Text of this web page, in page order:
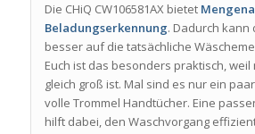
Die CHiQ CW106581AX bietet
Beladungserkennung. Dadurch kann
besser auf die tatsächliche
Euch ist das besonders praktisch, weil
gleich groß ist. Mal sind es nur ein
volle Trommel Handtücher. Eine
hilft dabei, den Waschvorgang